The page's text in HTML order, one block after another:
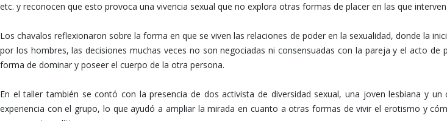
etc. y reconocen que esto provoca una vivencia sexual que no explora otras formas de placer en las que
Los chavalos reflexionaron sobre la forma en que se viven las relaciones de poder en la sexualidad, donde la
por los hombres, las decisiones muchas veces no son negociadas ni consensuadas con la pareja y el acto de
forma de dominar y poseer el cuerpo de la otra persona.
En el taller también se contó con la presencia de dos activista de diversidad sexual, una joven lesbiana y
experiencia con el grupo, lo que ayudó a ampliar la mirada en cuanto a otras formas de vivir el erotismo y